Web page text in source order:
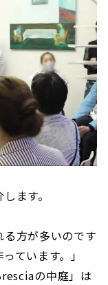
ます。
る方が多いのです
ています。」
の中庭」は